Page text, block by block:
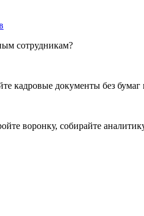
сотрудникам?
кадровые документы без
воронку, собирайте